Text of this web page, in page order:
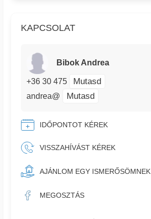
KAPCSOLAT
Bibok Andrea
+36 30 475 Mutasd
andrea@ Mutasd
IDŐPONTOT KÉREK
VISSZAHÍVÁST KÉREK
AJÁNLOM EGY ISMERŐSÖMNEK
MEGOSZTÁS